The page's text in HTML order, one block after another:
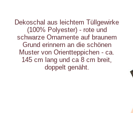
Widerruf-
Dekoschal aus leichtem Tüllgewirke
(100% Polyester) - rote und
schwarze Ornamente auf braunem
Grund erinnern an die schönen
Muster von Orientteppichen - ca.
145 cm lang und ca 8 cm breit,
doppelt genäht.